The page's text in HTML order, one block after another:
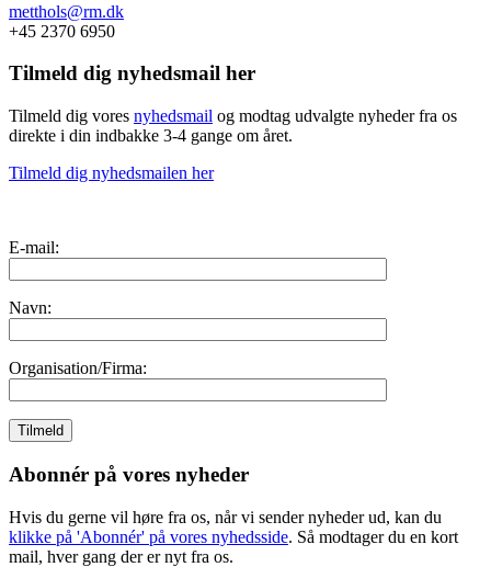
metthols@rm.dk
+45 2370 6950
Tilmeld dig nyhedsmail her
Tilmeld dig vores nyhedsmail og modtag udvalgte nyheder fra os
direkte i din indbakke 3-4 gange om året.
Tilmeld dig nyhedsmailen her
E-mail:
Navn:
Organisation/Firma:
Abonnér på vores nyheder
Hvis du gerne vil høre fra os, når vi sender nyheder ud, kan du
klikke på 'Abonnér' på vores nyhedsside. Så modtager du en kort
mail, hver gang der er nyt fra os.